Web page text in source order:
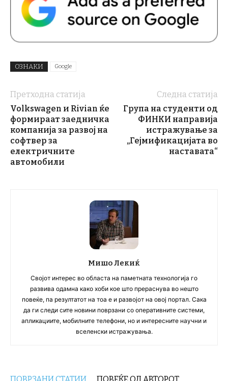
ОЗНАКИ Google
Претходна статија
Volkswagen и Rivian ќе
формираат заедничка
компанија за развој на
софтвер за
електричните
автомобили
Следна статија
Група на студенти од
ФИНКИ направија
истражување за
„Гејмификацијата во
наставата“
Мишо Лекиќ
Својот интерес во областа на паметната технологија го
развива одамна како хоби кое што прераснува во нешто
повеќе, па резултатот на тоа е и развојот на овој портал. Сака
да ги следи сите новини поврзани со оперативните системи,
апликациите, мобилните телефони, но и интересните научни и
вселенски истражувања.
ПОВРЗАНИ СТАТИИ ПОВЕЌЕ ОД АВТОРОТ